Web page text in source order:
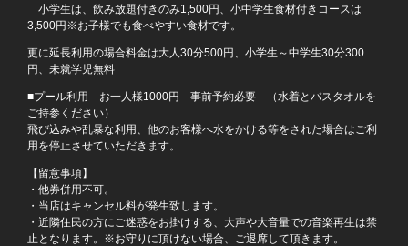
小学生は、飲み放題付きのみ1,500円、小中学生食材付きコースは
3,500円※お子様でも食べやすい食材です。
更に延長利用の場合料金は大人30分500円、小学生～中学生30分300
円、未就学児無料
■プール利用 お一人様1000円 事前予約必要 （水着とバスタオルを
ご持参ください）
飛び込みや乱暴な利用、他のお客様へ水をかける等をされた場合はご利
用を停止させていただきます。
【留意事項】
・他券併用不可。
・当店はキャンセル料が発生致します。
・近隣住民の方にご迷惑をお掛けする、大声や大音量での音楽再生は禁
止となります。※お守りに頂けない場合、ご退席して頂きます。
この店舗情報をシェアする
4,999円！サーロイン＆特選BBQ飲み放題付きコース【1時
間40分】 | BBQ LIVE COVATONE 名古屋
愛知県名古屋市中村区鳥居通２-12本陣センタービル3F,4F
https://kobatoen.owst.jp/courses/216572140